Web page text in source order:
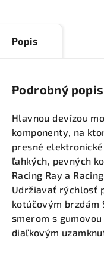
Popis
Podrobný popis
Hlavnou devízou
komponenty, na
presné
ľahkých, pevných
Racing Ray a
Udržiavať rýchlosť
kotúčovým brzdám
smerom s
diaľkovým